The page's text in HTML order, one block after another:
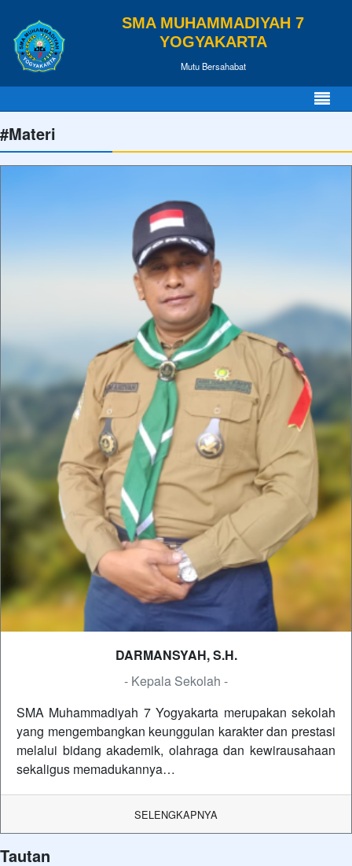
SMA MUHAMMADIYAH 7
YOGYAKARTA
Mutu Bersahabat
#Materi
DARMANSYAH, S.H.
- Kepala Sekolah -
SMA Muhammadiyah 7 Yogyakarta merupakan sekolah
yang mengembangkan keunggulan karakter dan prestasi
melalui bidang akademik, olahraga dan kewirausahaan
sekaligus memadukannya…
SELENGKAPNYA
Tautan